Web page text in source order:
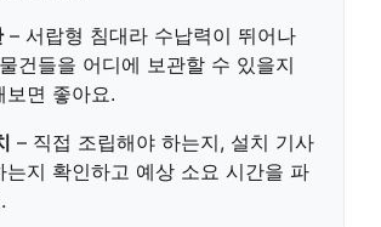
– 서랍형 침대라 수납력이 뛰어나
건들을 어디에 보관할 수 있을지
보면 좋아요.
– 직접 조립해야 하는지, 설치 기사
는지 확인하고 예상 소요 시간을 파